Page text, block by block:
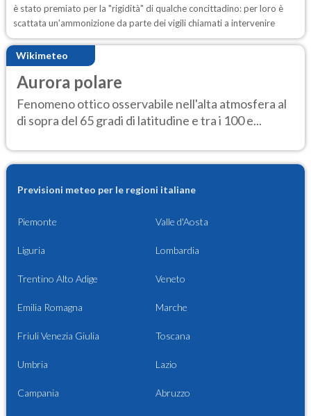
è stato premiato per la "rigidità" di qualche concittadino: per loro è
scattata un'ammonizione da parte dei vigili chiamati a intervenire
Wikimeteo
Aurora polare
Fenomeno ottico osservabile nell'alta atmosfera al
di sopra del 65 gradi di latitudine e tra i 100 e...
Previsioni meteo per le regioni italiane
Piemonte Valle d'Aosta
Liguria Lombardia
Trentino Alto Adige Veneto
Emilia Romagna Marche
Friuli Venezia Giulia Toscana
Umbria Lazio
Campania Abruzzo